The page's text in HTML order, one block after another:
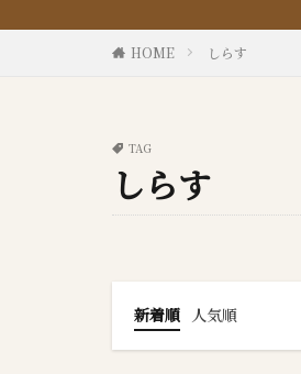
HOME しらす
TAG
しらす
新着順 人気順